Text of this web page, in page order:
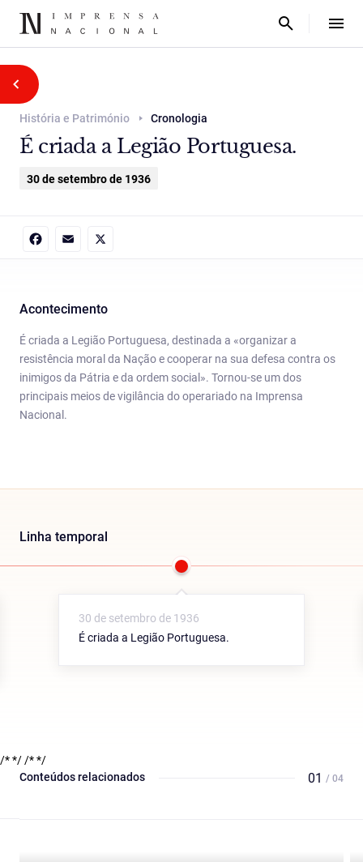
História e Património Cronologia
É criada a Legião Portuguesa.
30 de setembro de 1936
Acontecimento
É criada a Legião Portuguesa, destinada a «organizar a
resistência moral da Nação e cooperar na sua defesa contra os
inimigos da Pátria e da ordem social». Tornou-se um dos
principais meios de vigilância do operariado na Imprensa
Nacional.
Linha temporal
30 de setembro de 1936
É criada a Legião Portuguesa.
/* *//* */
Conteúdos relacionados
01 / 04